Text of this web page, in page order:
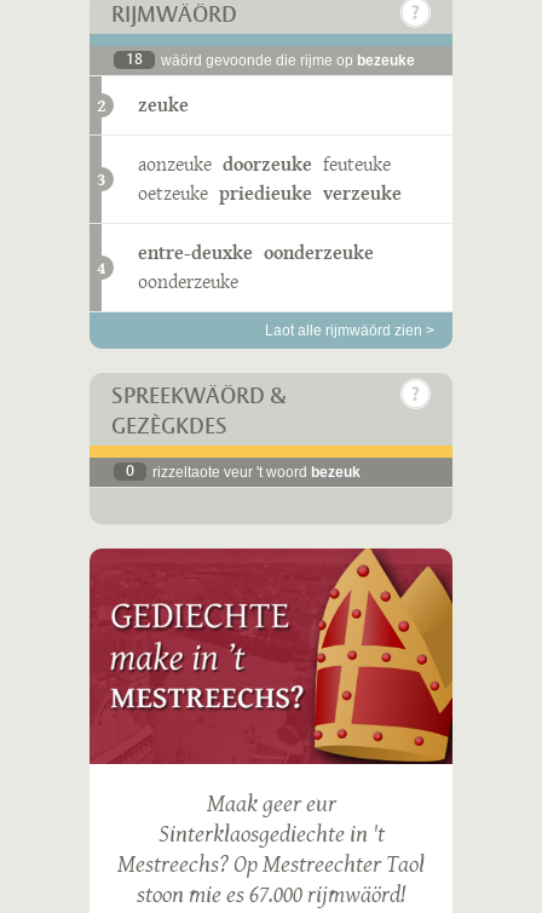
RIJMWÄÖRD
18 wäörd gevoonde die rijme op bezeuke
2 zeuke
3
aonzeuke doorzeuke feuteuke
oetzeuke priedieuke verzeuke
4
entre-deuxke oonderzeuke
oonderzeuke
Laot alle rijmwäörd zien >
SPREEKWÄÖRD &
GEZÈGKDES
0 rizzeltaote veur 't woord bezeuk
Maak geer eur
Sinterklaosgediechte in 't
Mestreechs? Op Mestreechter Taol
stoon mie es 67.000 rijmwäörd!